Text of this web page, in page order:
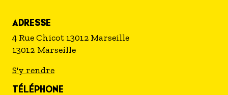
ADRESSE
4 Rue Chicot 13012 Marseille
13012 Marseille
S'y rendre
TÉLÉPHONE